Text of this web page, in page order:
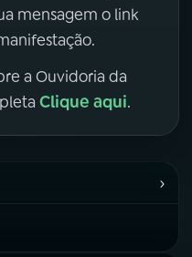
mensagem o link
a Ouvidoria da
Clique aqui.
›